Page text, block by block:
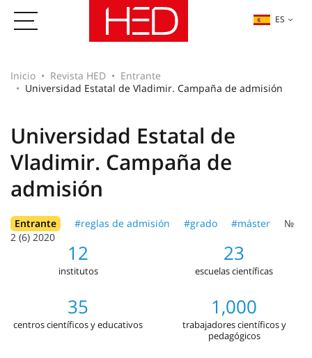
ES
Inicio Revista HED
Entrante
Universidad Estatal de Vladimir. Campaña de admisión
Universidad Estatal de
Vladimir. Campaña de
admisión
Entrante #reglas de admisión #grado #máster
№
2 (6) 2020
12
institutos
23
escuelas científicas
35
centros científicos y educativos
1,000
trabajadores científicos y
pedagógicos